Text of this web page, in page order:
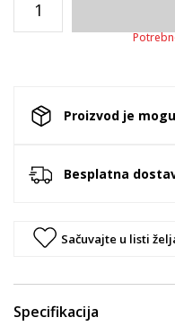
Proizvod je
Besplatna
Sačuvajte u listi
Specifikacija